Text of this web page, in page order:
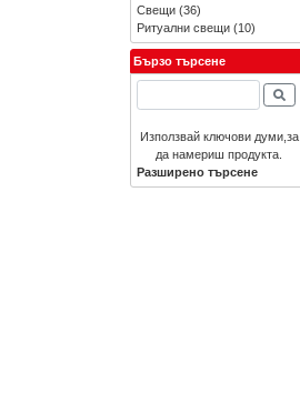
Свещи (36)
Ритуални свещи (10)
Бързо търсене
Използвай ключови думи,за
да намериш продукта.
Разширено търсене